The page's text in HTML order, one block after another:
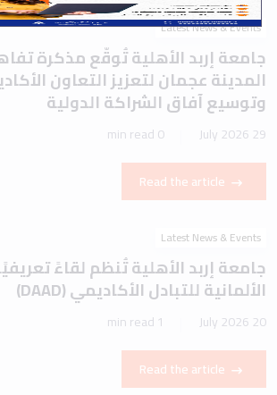
Latest News & Events
جامعة إربد الأهلية تُوقّع مذكرة
المدينة عجمان لتعزيز التعاون
وتوسيع آفاق الشراكة الدولية
29 July 2026
0 min read
Read the article
Latest News & Events
جامعة إربد الأهلية تُنظم لقاءً
الألمانية للتبادل الأكاديمي (DAAD)
20 July 2026
1 min read
Read the article